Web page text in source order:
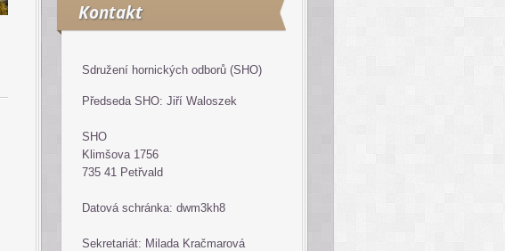
Kontakt
Sdružení hornických odborů (SHO)
Předseda SHO: Jiří Waloszek
SHO
Klimšova 1756
735 41 Petřvald
Datová schránka: dwm3kh8
Sekretariát: Milada Kračmarová